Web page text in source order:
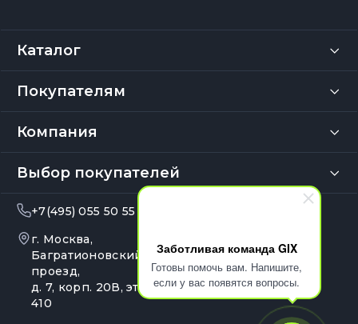
Заботливая команда GIX
Готовы помочь вам. Напишите,
если у вас появятся вопросы.
Каталог
Покупателям
Компания
Выбор покупателей
+7(495) 055 50 55
г. Москва,
Багратионовский
проезд,
д. 7, корп. 20В, эт. 4, оф.
410
Ежедневно